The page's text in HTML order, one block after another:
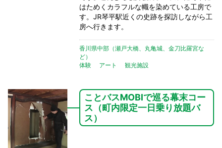
はためくカラフルな幟を染めている工房で
す。JR琴平駅近くの史跡を探訪しながら工
房へ行きます。
香川県中部（瀬戸大橋、丸亀城、金刀比羅宮な
ど）
体験
アート 観光施設
ことバスMOBIで巡る幕末コー
ス（町内限定一日乗り放題バ
ス）